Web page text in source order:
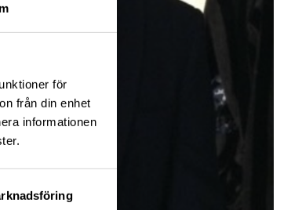
för
från din enhet
informationen